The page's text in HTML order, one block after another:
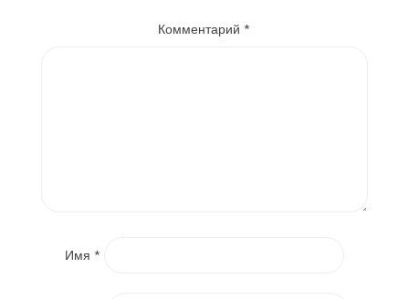
Комментарий*
Имя *